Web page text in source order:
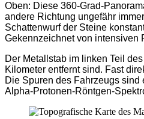
Oben: Diese 360-Grad-
andere Richtung ungefähr
Schattenwurf der Steine
Gekennzeichnet von intensiven
Der Metallstab im linken Teil
Kilometer entfernt sind. Fast
Die Spuren des Fahrzeugs sind
Alpha-Protonen-Röntgen-